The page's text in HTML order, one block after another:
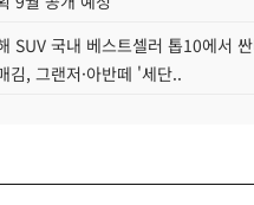
SUV 국내 베스트셀러 톱10에서
김, 그랜저·아반떼 '세단..